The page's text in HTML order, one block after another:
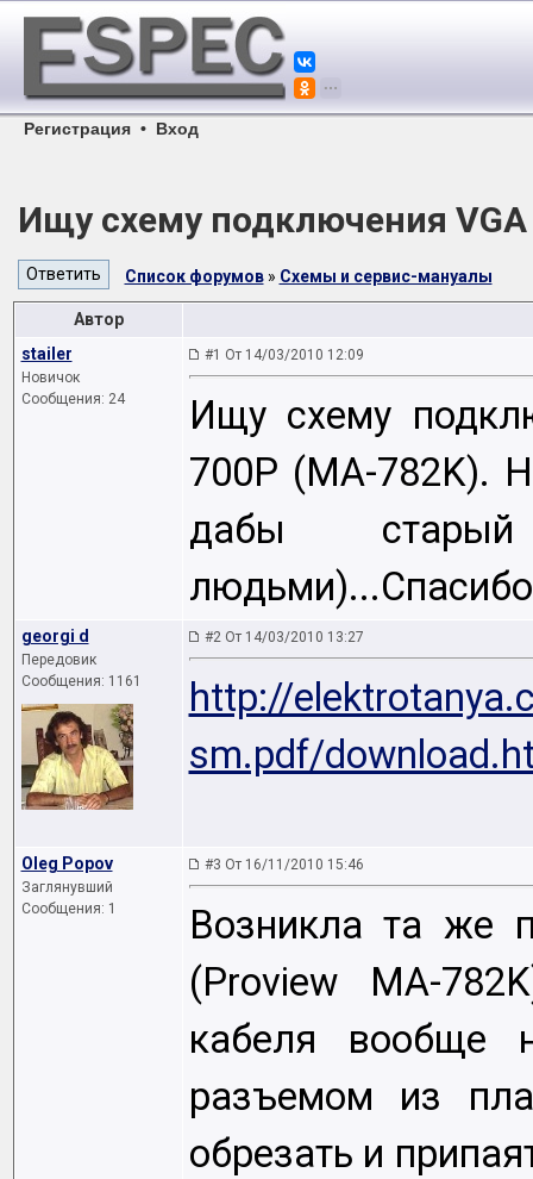
Регистрация • Вход
Ищу схему подключения
Список форумов» Схемы и сервис-мануалы
Автор
stailer
Новичок
Сообщения: 24
#1 От 14/03/2010 12:09
Ищу схему
700P (MA-782K).
дабы
georgi d
Передовик
Сообщения: 1161
#2 От 14/03/2010 13:27
http://
sm.pdf/
Oleg Popov
Заглянувший
Сообщения: 1
#3 От 16/11/2010 15:46
Возникла та же
(Proview MA-
кабеля вообще
разъемом из
обрезать и